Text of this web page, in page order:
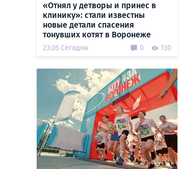
«Отнял у детворы и принес в
клинику»: стали известны
новые детали спасения
тонувших котят в Воронеже
23:26 Сегодня 0 130